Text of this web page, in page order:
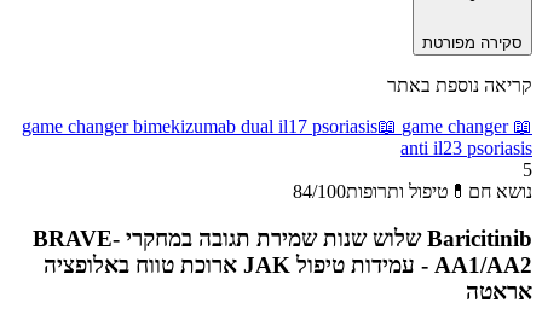
סקירה מפורטת
קריאה נוספת באתר
📖
game changer bimekizumab dual il17 psoriasis📖 game changer
anti il23 psoriasis
5
נושא חם 💊 טיפול ותרופות 84/100
Baricitinib שלוש שנות שמירת תגובה במחקרי BRAVE-
AA1/AA2 - עמידות טיפול JAK ארוכת טווח באלופציה
אראטה